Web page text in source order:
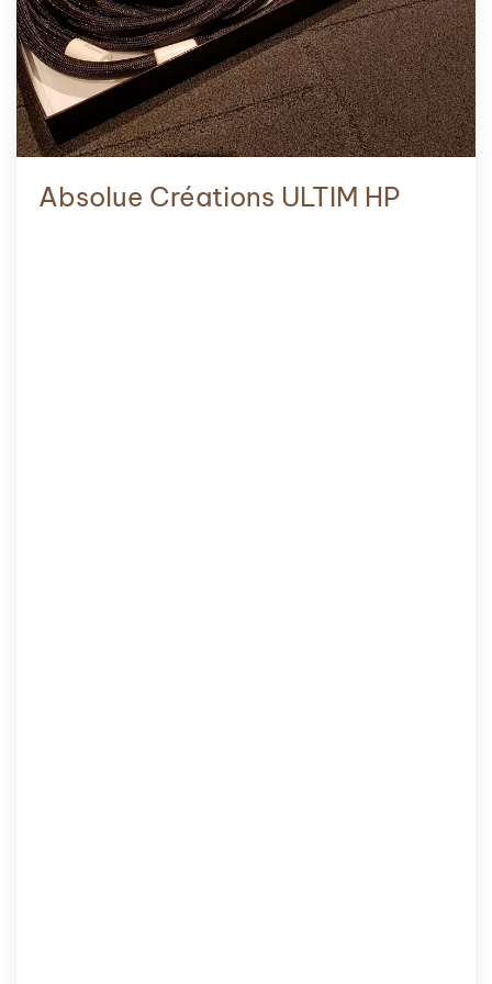
Absolue Créations ULTIM HP